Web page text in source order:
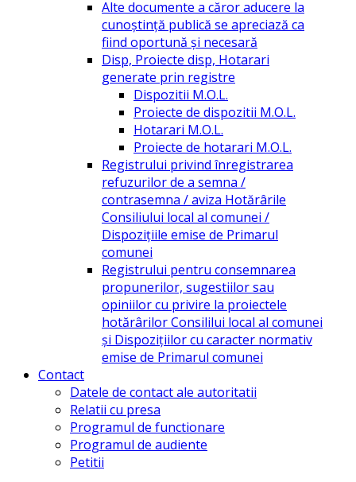
Alte documente a căror aducere la
cunoștință publică se apreciază ca
fiind oportună și necesară
Disp, Proiecte disp, Hotarari
generate prin registre
Dispozitii M.O.L.
Proiecte de dispozitii M.O.L.
Hotarari M.O.L.
Proiecte de hotarari M.O.L.
Registrului privind înregistrarea
refuzurilor de a semna /
contrasemna / aviza Hotărârile
Consiliului local al comunei /
Dispozițiile emise de Primarul
comunei
Registrului pentru consemnarea
propunerilor, sugestiilor sau
opiniilor cu privire la proiectele
hotărârilor Consililui local al comunei
și Dispozițiilor cu caracter normativ
emise de Primarul comunei
Contact
Datele de contact ale autoritatii
Relatii cu presa
Programul de functionare
Programul de audiente
Petitii